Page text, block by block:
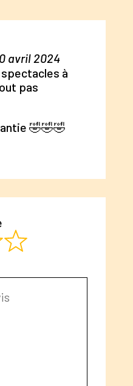
avril 2024
spectacles à
pas
🤣🤣🤣